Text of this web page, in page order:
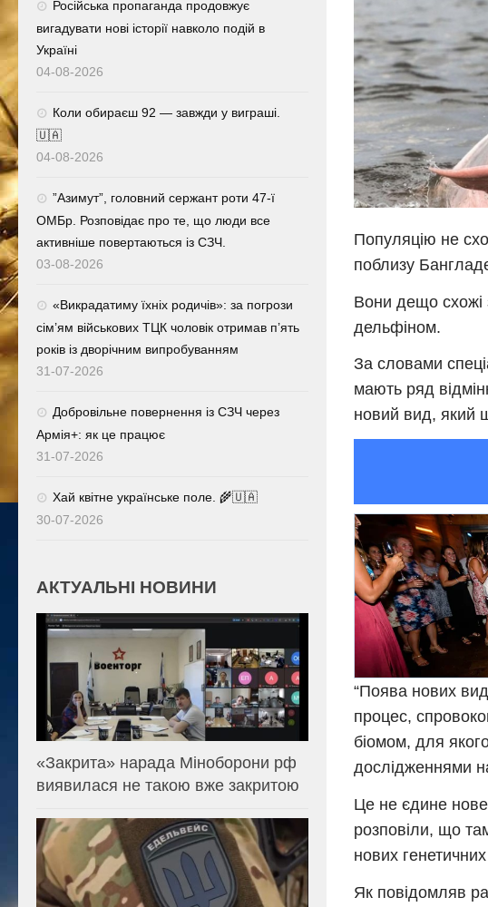
Популяцію не
поблизу
Вони дещо схожі
дельфіном.
За словами
мають ряд
новий вид, який
“Поява нових
процес,
біомом, для
дослідженнями
Це не єдине нове
розповіли, що
нових
Як повідомляв
Російська пропаганда продовжує
вигадувати нові історії навколо подій в
Україні
04-08-2026
Коли обираєш 92 — завжди у виграші.
🇺🇦
04-08-2026
⁨”Азимут”, головний сержант роти 47-ї
ОМБр. Розповідає про те, що люди все
активніше повертаються із СЗЧ.
03-08-2026
«Викрадатиму їхніх родичів»: за погрози
сім’ям військових ТЦК чоловік отримав п’ять
років із дворічним випробуванням
31-07-2026
Добровільне повернення із СЗЧ через
Армія+: як це працює
31-07-2026
Хай квітне українське поле. 🌾🇺🇦
30-07-2026
АКТУАЛЬНІ НОВИНИ
«Закрита» нарада Міноборони рф
виявилася не такою вже закритою